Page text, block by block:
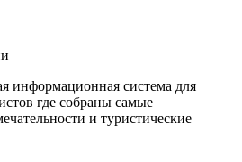
информационная система для
где собраны самые
и туристические